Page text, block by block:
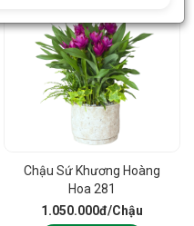
Chậu Sứ Khương Hoàng
Hoa 281
1.050.000đ/Chậu